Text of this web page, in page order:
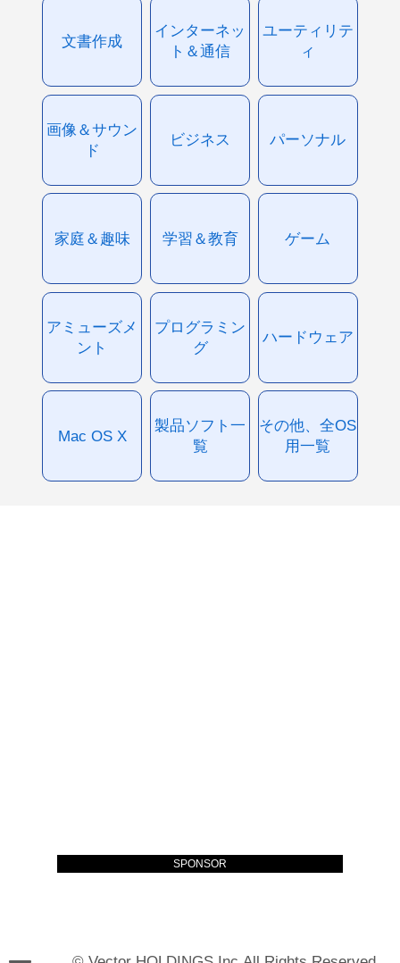
SPONSOR
文書作成
インターネッ
ト＆通信
ユーティリテ
ィ
画像＆サウン
ド
ビジネス パーソナル
家庭＆趣味 学習＆教育 ゲーム
アミューズメ
ント
プログラミン
グ
ハードウェア
Mac OS X
製品ソフト一
覧
その他、全OS
用一覧